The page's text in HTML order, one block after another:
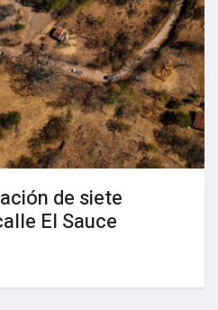
de siete
El Sauce